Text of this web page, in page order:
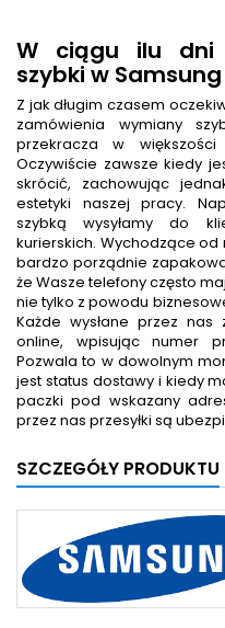
W ciągu ilu dni
szybki w Samsung
Z jak długim czasem
zamówienia wymiany
przekracza w
Oczywiście zawsze kiedy
skrócić, zachowując
estetyki naszej pracy.
szybką wysyłamy do
kurierskich. Wychodzące od
bardzo porządnie
że Wasze telefony często
nie tylko z powodu
Każde wysłane przez
online, wpisując numer
Pozwala to w dowolnym
jest status dostawy i kiedy
paczki pod wskazany
przez nas przesyłki są
SZCZEGÓŁY PRODUKTU